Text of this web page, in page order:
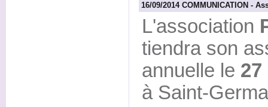
16/09/2014 COMMUNICATION -
L'association
tiendra son
annuelle le
à Saint-